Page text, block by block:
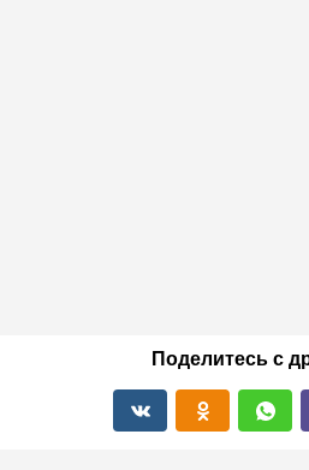
Поделитесь с